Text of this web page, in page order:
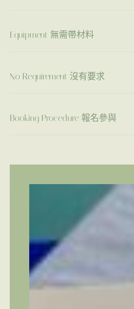
Equipment 無需帶材料
No Requirement 沒有要求
Booking Procedure 報名參與